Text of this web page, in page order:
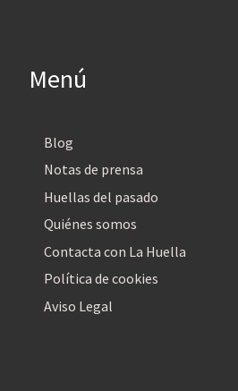
Menú
Blog
Notas de prensa
Huellas del pasado
Quiénes somos
Contacta con La Huella
Política de cookies
Aviso Legal